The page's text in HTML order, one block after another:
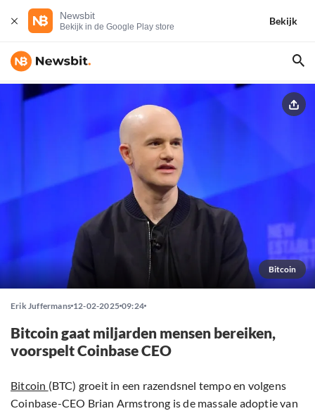
Newsbit
Bekijk in de Google Play store
Bekijk
Bitcoin
Erik Juffermans 12-02-2025 09:24
Bitcoin gaat miljarden mensen bereiken,
voorspelt Coinbase CEO
Bitcoin (BTC) groeit in een razendsnel tempo en volgens
Coinbase-CEO Brian Armstrong is de massale adoptie van